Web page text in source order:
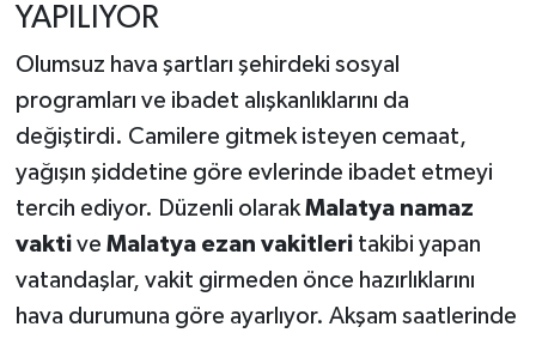
YAPILIYOR
Olumsuz hava şartları şehirdeki sosyal
programları ve ibadet alışkanlıklarını da
değiştirdi. Camilere gitmek isteyen cemaat,
yağışın şiddetine göre evlerinde ibadet etmeyi
tercih ediyor. Düzenli olarakMalatya namaz
vaktive Malatya ezan vakitleritakibi yapan
vatandaşlar, vakit girmeden önce hazırlıklarını
hava durumuna göre ayarlıyor. Akşam saatlerinde